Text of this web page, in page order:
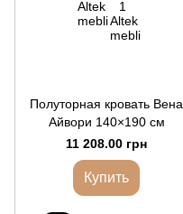
Полуторная кровать Вена
Айвори 140×190 см
11 208.00 грн
Купить